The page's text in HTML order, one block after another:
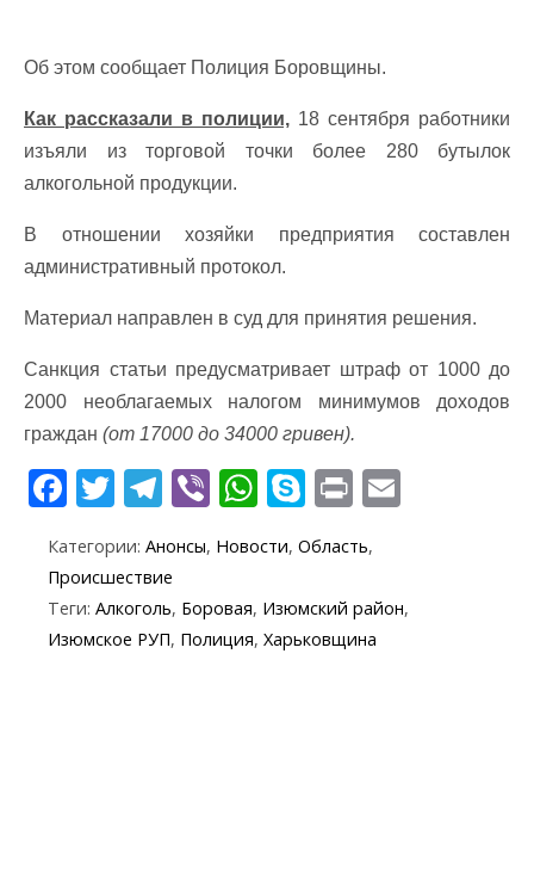
Об этом сообщает Полиция Боровщины.
Как рассказали в полиции, 18 сентября работники
изъяли из торговой точки более 280 бутылок
алкогольной продукции.
В отношении хозяйки предприятия составлен
административный протокол.
Материал направлен в суд для принятия решения.
Санкция статьи предусматривает штраф от 1000 до
2000 необлагаемых налогом минимумов доходов
граждан (от 17000 до 34000 гривен).
F
e
b
o
T
itt
er
T
e
gr
a
Vi
er
W
at
s
A
S
k
y
p
e
Pr
t
l
Категории: Анонсы, Новости, Область,
Происшествие
Теги: Алкоголь, Боровая, Изюмский район,
Изюмское РУП, Полиция, Харьковщина